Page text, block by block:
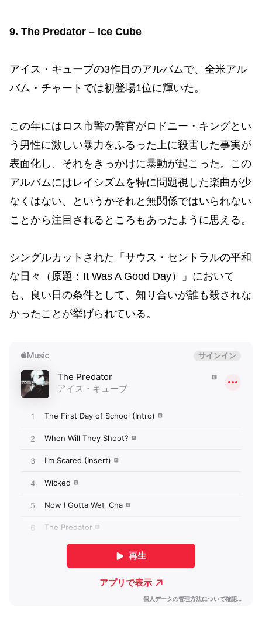
9. The Predator – Ice Cube
アイス・キューブの3作目のアルバムで、全米アル
バム・チャートでは初登場1位に輝いた。
この年にはロス市警の警官がロドニー・キングとい
う男性に激しい暴力をふるった上に殺害した事実が
表面化し、それをきっかけに暴動が起こった。この
アルバムにはレイシズムを特に問題視した楽曲が少
なくはない、というかそれと無関係ではいられない
ことから注目されるところもあったように思える。
シングルカットされた「サウス・セントラルの平和
な日々（原題：It Was A Good Day）」において
も、良い日の条件として、知り合いが誰も殺されな
かったことが挙げられている。